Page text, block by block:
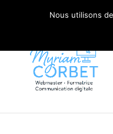
06 79 42 10 00
Nous utilisons